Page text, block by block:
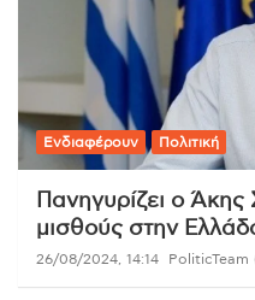
Ενδιαφέρουν Πολιτική
Πανηγυρίζει ο
μισθούς στην
26/08/2024, 14:14 PoliticTeam